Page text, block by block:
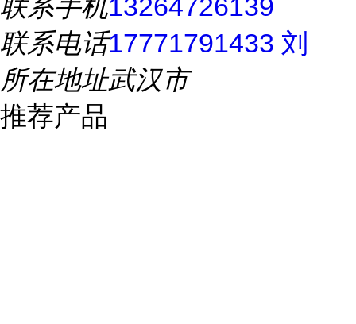
联系手机13264726139
联系电话17771791433 刘
所在地址武汉市
推荐产品